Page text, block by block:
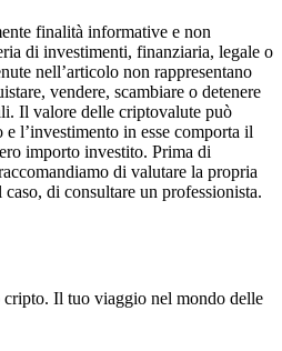
finalità informative e non
di investimenti, finanziaria, legale o
nell’articolo non rappresentano
vendere, scambiare o detenere
Il valore delle criptovalute può
l’investimento in esse comporta il
importo investito. Prima di
di valutare la propria
di consultare un professionista.
Il tuo viaggio nel mondo delle